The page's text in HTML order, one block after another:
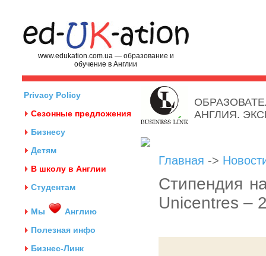
www.edukation.com.ua — образование и
обучение в Англии
Privacy Policy
Сезонные предложения
Бизнесу
Детям
В школу в Англии
Студентам
Мы
Англию
Полезная инфо
Бизнес-Линк
АНГЛИЯ.
Главная ->
Стипендия
Unicentres –